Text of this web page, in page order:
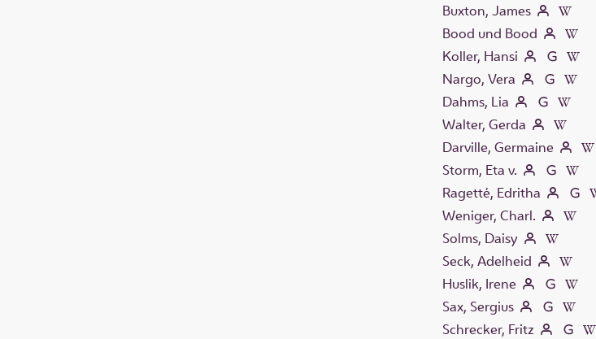
Buxton, James
Bood und Bood
Koller, Hansi
Nargo, Vera
Dahms, Lia
Walter, Gerda
Darville, Germaine
Storm, Eta v.
Ragetté, Edritha
Weniger, Charl.
Solms, Daisy
Seck, Adelheid
Huslik, Irene
Sax, Sergius
Schrecker, Fritz